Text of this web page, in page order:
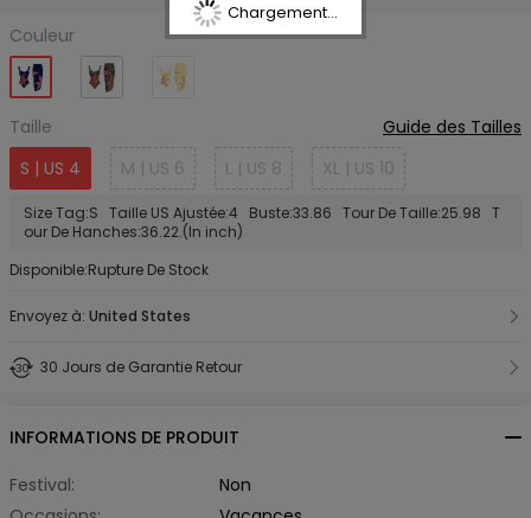
Couleur
Taille
Guide des Tailles
S | US 4
M | US 6 L | US 8 XL | US 10
Size Tag:S Taille US Ajustée:4 Buste:33.86 Tour De Taille:25.98 T
our De Hanches:36.22.(In inch)
Disponible:Rupture De Stock
Envoyez à: United States
30 Jours de Garantie Retour
INFORMATIONS DE PRODUIT
Festival:
Non
Chargement...